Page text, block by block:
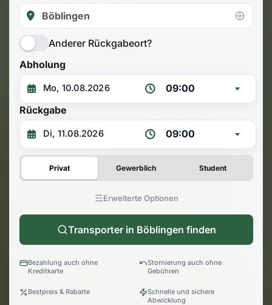
Anderer Rückgabeort?
Abholung
09:00
Rückgabe
09:00
Privat Gewerblich Student
Erweiterte Optionen
Transporter in Böblingen finden
Bezahlung auch ohne
Kreditkarte
Stornierung auch ohne
Gebühren
Bestpreis & Rabatte
Schnelle und sichere
Abwicklung